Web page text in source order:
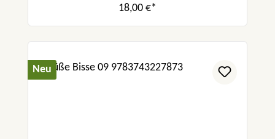
18,00 €*
Neu